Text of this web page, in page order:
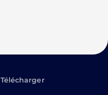
Télécharger